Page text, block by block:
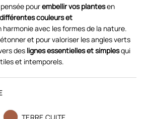
pourembellir vos plantesen
couleurs et
avec les formes de la nature.
et pour valoriser les angles verts
des lignes essentielles et simplesqui
et intemporels.
TERRE CUITE